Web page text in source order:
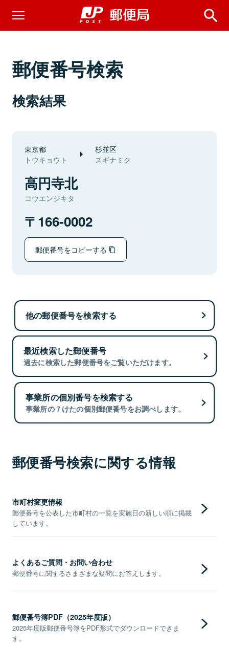
郵便番号検索
検索結果
東京都
トウキョウト
杉並区
スギナミク
高円寺北
コウエンジキタ
166-0002
郵便番号をコピーする
他の郵便番号を検索する
最近検索した郵便番号
過去に検索した郵便番号をご覧いただけます。
事業所の個別番号を検索する
事業所の７けたの個別郵便番号をお調べします。
郵便番号検索に関する情報
市町村変更情報
郵便番号を公表した市町村の一覧を実施日の新しい順に掲載
しています。
よくあるご質問・お問い合わせ
郵便番号に関するさまざまな疑問にお答えします。
郵便番号簿PDF（2025年度版）
2025年度版郵便番号簿をPDF形式でダウンロードできま
す。